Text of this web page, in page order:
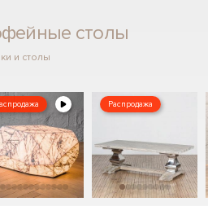
столы
и столы
Распродажа